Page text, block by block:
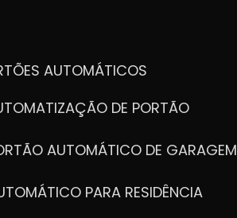
AUTOMÁTICOS
DE PORTÃO
AUTOMÁTICO DE GARAGEM
PARA RESIDÊNCIA